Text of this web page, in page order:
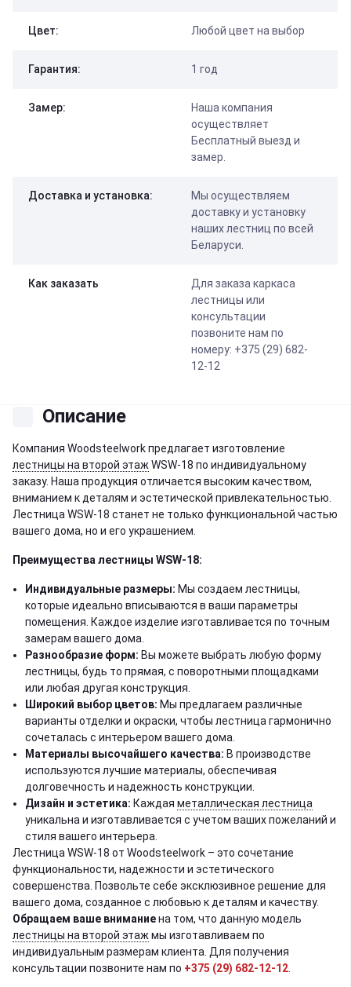
Цвет: Любой цвет на выбор
Гарантия: 1 год
Замер:
Наша компания
осуществляет
Бесплатный выезд и
замер.
Доставка и установка:
Мы осуществляем
доставку и установку
наших лестниц по всей
Беларуси.
Как заказать
Для заказа каркаса
лестницы или
консультации
позвоните нам по
номеру: +375 (29) 682-
12-12
Описание
Компания Woodsteelwork предлагает изготовление
лестницы на второй этажWSW-18 по индивидуальному
заказу. Наша продукция отличается высоким качеством,
вниманием к деталям и эстетической привлекательностью.
Лестница WSW-18 станет не только функциональной частью
вашего дома, но и его украшением.
Преимущества лестницы WSW-18:
Индивидуальные размеры: Мы создаем лестницы,
которые идеально вписываются в ваши параметры
помещения. Каждое изделие изготавливается по точным
замерам вашего дома.
Разнообразие форм: Вы можете выбрать любую форму
лестницы, будь то прямая, с поворотными площадками
или любая другая конструкция.
Широкий выбор цветов: Мы предлагаем различные
варианты отделки и окраски, чтобы лестница гармонично
сочеталась с интерьером вашего дома.
Материалы высочайшего качества: В производстве
используются лучшие материалы, обеспечивая
долговечность и надежность конструкции.
Дизайн и эстетика: Каждая металлическая лестница
уникальна и изготавливается с учетом ваших пожеланий и
стиля вашего интерьера.
Лестница WSW-18 от Woodsteelwork – это сочетание
функциональности, надежности и эстетического
совершенства. Позвольте себе эксклюзивное решение для
вашего дома, созданное с любовью к деталям и качеству.
Обращаем ваше вниманиена том, что данную модель
лестницы на второй этажмы изготавливаем по
индивидуальным размерам клиента. Для получения
консультации позвоните нам по +375 (29) 682-12-12.